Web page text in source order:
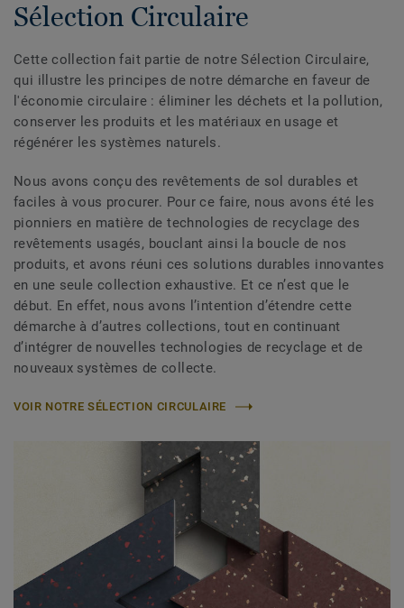
Sélection Circulaire
Cette collection fait partie de notre Sélection Circulaire,
qui illustre les principes de notre démarche en faveur de
l'économie circulaire : éliminer les déchets et la pollution,
conserver les produits et les matériaux en usage et
régénérer les systèmes naturels.
Nous avons conçu des revêtements de sol durables et
faciles à vous procurer. Pour ce faire, nous avons été les
pionniers en matière de technologies de recyclage des
revêtements usagés, bouclant ainsi la boucle de nos
produits, et avons réuni ces solutions durables innovantes
en une seule collection exhaustive. Et ce n’est que le
début. En effet, nous avons l’intention d’étendre cette
démarche à d’autres collections, tout en continuant
d’intégrer de nouvelles technologies de recyclage et de
nouveaux systèmes de collecte.
VOIR NOTRE SÉLECTION CIRCULAIRE